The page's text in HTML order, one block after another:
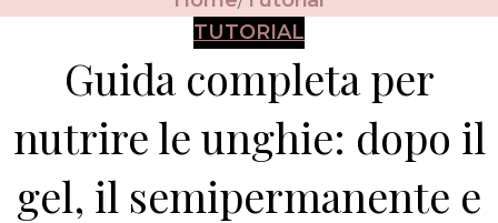
TUTORIAL
Guida completa per
nutrire le unghie: dopo il
gel, il semipermanente e